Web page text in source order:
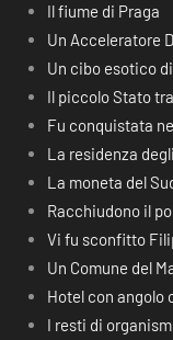
Il fiume di Praga
Un Acceleratore
Un cibo esotico
Il piccolo Stato
Fu conquistata
La residenza
La moneta del
Racchiudono il
Vi fu sconfitto
Un Comune del
Hotel con angolo
I resti di